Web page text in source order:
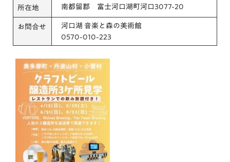
所在地 南都留郡 富士河口湖町河口3077-20
お問合せ
河口湖 音楽と森の美術館
0570-010-223